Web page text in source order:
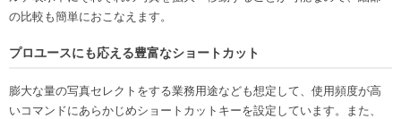
の比較も簡単におこなえます。
プロユースにも応える豊富なショートカット
膨大な量の写真セレクトをする業務用途なども想定して、使用頻度が高
いコマンドにあらかじめショートカットキーを設定しています。また、